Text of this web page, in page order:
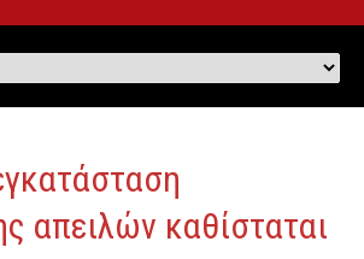
απειλών καθίσταται